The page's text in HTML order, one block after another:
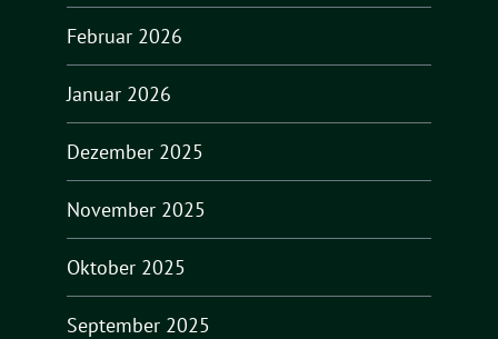
Februar 2026
Januar 2026
Dezember 2025
November 2025
Oktober 2025
September 2025